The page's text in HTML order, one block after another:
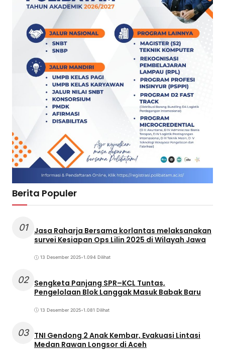
Berita Populer
01
Jasa Raharja Bersama korlantas melaksanakan
survei Kesiapan Ops Lilin 2025 di Wilayah Jawa
13 Desember 2025•1.094 Dilihat
02 Sengketa Panjang SPR–KCL Tuntas,
Pengelolaan Blok Langgak Masuk Babak Baru
13 Desember 2025•1.081 Dilihat
03 TNI Gendong 2 Anak Kembar, Evakuasi Lintasi
Medan Rawan Longsor di Aceh